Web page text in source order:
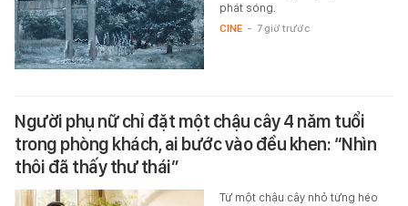
phát sóng.
CINE - 7 giờ trước
Người phụ nữ chỉ đặt một chậu cây 4 năm tuổi
trong phòng khách, ai bước vào đều khen: “Nhìn
thôi đã thấy thư thái”
Từ một chậu cây nhỏ từng héo